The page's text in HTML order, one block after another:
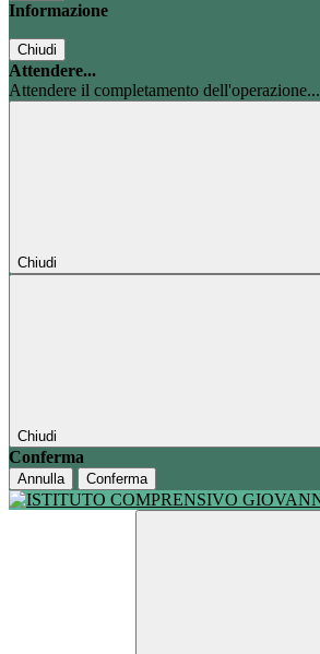
Informazione
Chiudi
Attendere...
Attendere il completamento dell'operazione...
Chiudi
Chiudi
Conferma
Annulla Conferma